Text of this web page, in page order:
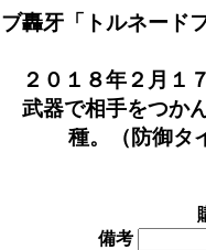
轟牙「トルネード
１８年２月１７
で相手をつかん
種。（防御タイ
備考